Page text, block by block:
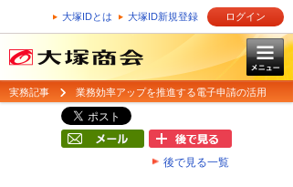
大塚IDとは 大塚ID新規登録 ログイン
実務記事 業務効率アップを推進する電子申請の活用
後で見る一覧